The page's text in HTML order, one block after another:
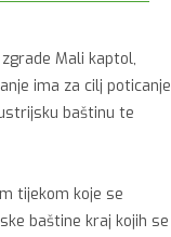
Mali kaptol,
ima za cilj poticanje
baštinu te
tijekom koje se
baštine kraj kojih se